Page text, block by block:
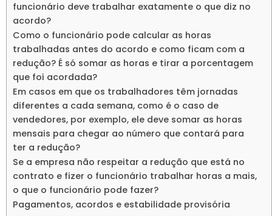
funcionário deve trabalhar exatamente o que diz no
acordo?
Como o funcionário pode calcular as horas
trabalhadas antes do acordo e como ficam com a
redução? É só somar as horas e tirar a porcentagem
que foi acordada?
Em casos em que os trabalhadores têm jornadas
diferentes a cada semana, como é o caso de
vendedores, por exemplo, ele deve somar as horas
mensais para chegar ao número que contará para
ter a redução?
Se a empresa não respeitar a redução que está no
contrato e fizer o funcionário trabalhar horas a mais,
o que o funcionário pode fazer?
Pagamentos, acordos e estabilidade provisória